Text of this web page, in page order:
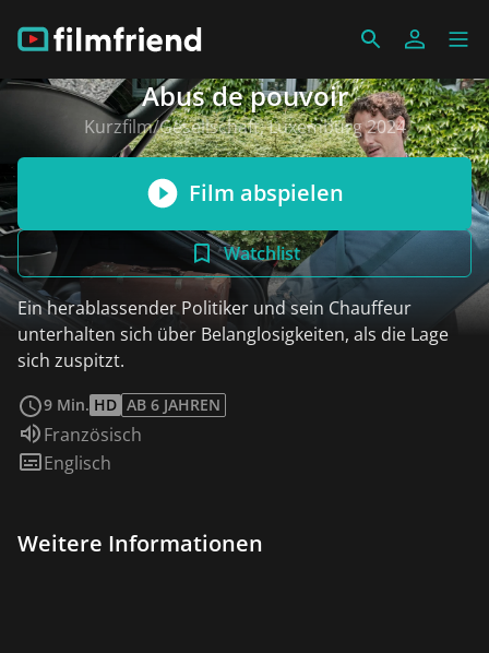
Abus de pouvoir
Kurzfilm/Gesellschaft, Luxemburg 2024
Film abspielen
Watchlist
Ein herablassender Politiker und sein Chauffeur
unterhalten sich über Belanglosigkeiten, als die Lage
sich zuspitzt.
9 Min. HD AB 6 JAHREN
Sprache:
Französisch
Untertitel:
Englisch
Weitere Informationen